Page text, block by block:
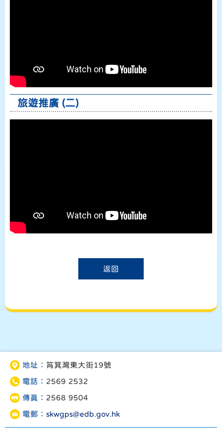
旅遊推廣 (二)
返回
地址： 筲箕灣東大街19號
電話： 2569 2532
傳真： 2568 9504
電郵： skwgps@edb.gov.hk